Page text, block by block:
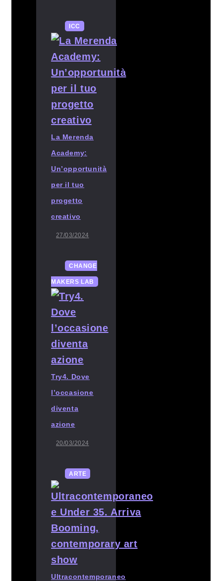
ICC
La Merenda
Academy:
Un’opportunità
per il tuo
progetto
creativo
27/03/2024
CHANGE
MAKERS LAB
Try4. Dove
l’occasione
diventa
azione
20/03/2024
ARTE
Ultracontemporaneo